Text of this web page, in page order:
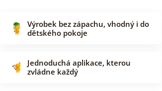
Výrobek bez zápachu, vhodný i do
dětského pokoje
Jednoduchá aplikace, kterou
zvládne každý